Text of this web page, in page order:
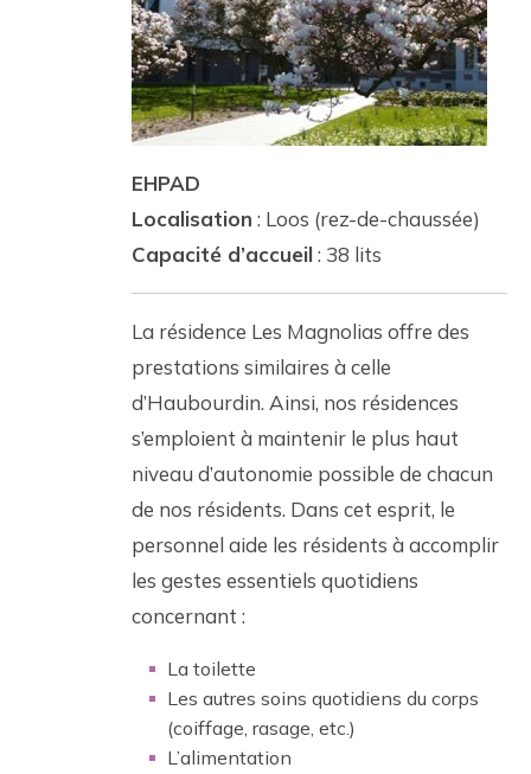
EHPAD
Localisation : Loos (rez-de-chaussée)
Capacité d’accueil: 38 lits
La résidence Les Magnolias offre des
prestations similaires à celle
d’Haubourdin. Ainsi, nos résidences
s’emploient à maintenir le plus haut
niveau d’autonomie possible de chacun
de nos résidents. Dans cet esprit, le
personnel aide les résidents à accomplir
les gestes essentiels quotidiens
concernant :
La toilette
Les autres soins quotidiens du corps
(coiffage, rasage, etc.)
L’alimentation